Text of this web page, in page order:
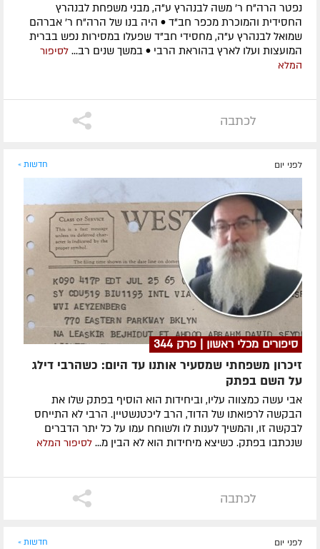
נפטר הרה"ח ר' משה לבנהרץ ע"ה, מבני משפחת לבנהרץ
החסידית והמוכרת מכפר חב"ד • היה בנו של הרה"ח ר' אברהם
שמואל לבנהרץ ע"ה, מחסידי חב"ד שפעלו במסירות נפש בברית
המועצות ועלו לארץ בהוראת הרבי • במשך שנים רב... לסיפור
המלא
לכתבה
לפני יום חדשות »
סיפורים מכלי ראשון | פרק 344
זיכרון משפחתי שמסעיר אותנו עד היום: כשהרבי דילג
על השם בפתק
אבי עשה כמצווה עליו, וביחידות הוא הוסיף בפתק שלו את
הבקשה לרפואתו של הדוד, הרב ליכטנשטיין. הרבי לא התייחס
לבקשה זו, והמשיך לענות לו ולשוחח עמו על כל יתר הדברים
שנכתבו בפתק. כשיצא מיחידות הוא לא הבין מ... לסיפור המלא
לכתבה
לפני יום חדשות »